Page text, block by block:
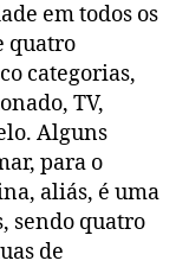
em todos os
quatro
categorias,
TV,
Alguns
para o
aliás, é uma
sendo quatro
de